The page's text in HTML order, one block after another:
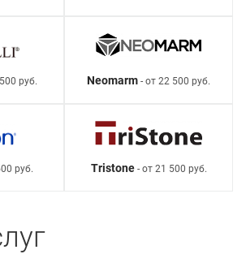
руб. Neomarm - от 22 500 руб.
руб. Tristone- от 21 500 руб.